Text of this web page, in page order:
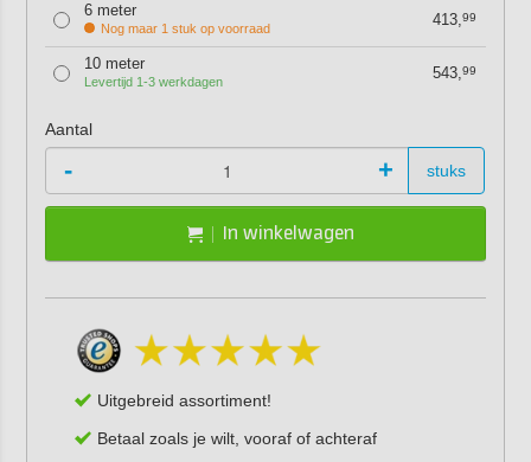
6 meter
Nog maar 1 stuk op voorraad 413,99
10 meter
Levertijd 1-3 werkdagen 543,99
Aantal
- + stuks
In winkelwagen
Uitgebreid assortiment!
Betaal zoals je wilt, vooraf of achteraf